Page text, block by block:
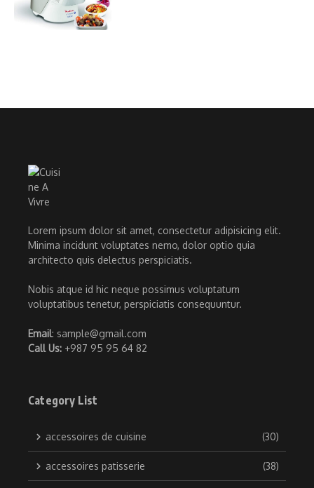
Lorem ipsum dolor sit amet, consectetur adipisicing elit.
Minima incidunt voluptates nemo, dolor optio quia
architecto quis delectus perspiciatis.
Nobis atque id hic neque possimus voluptatum
voluptatibus tenetur, perspiciatis consequuntur.
Email: sample@gmail.com
Call Us: +987 95 95 64 82
Category List
accessoires de cuisine (30)
accessoires patisserie (38)